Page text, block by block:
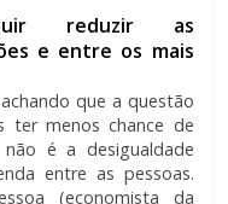
reduzir as
e entre os mais
que a questão
ter menos chance de
é a desigualdade
entre as pessoas.
(economista da